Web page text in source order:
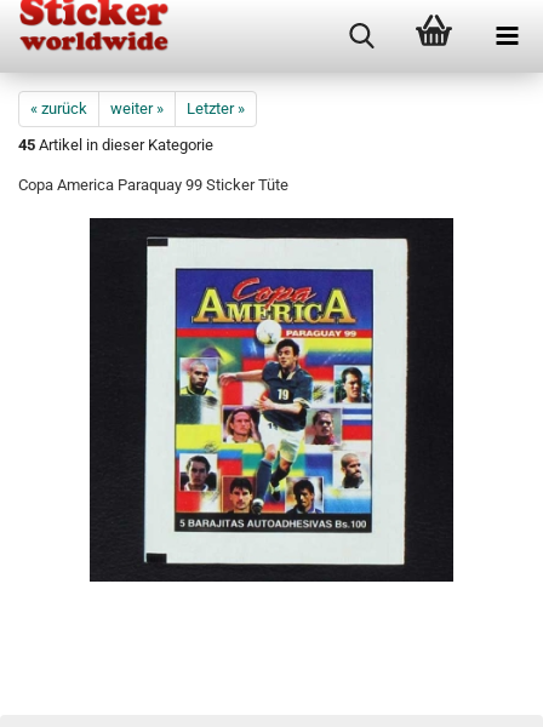
« zurück weiter »
Letzter »
45 Artikel in dieser Kategorie
Copa America Paraquay 99 Sticker Tüte